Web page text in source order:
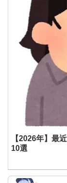
【2026年】最
10選